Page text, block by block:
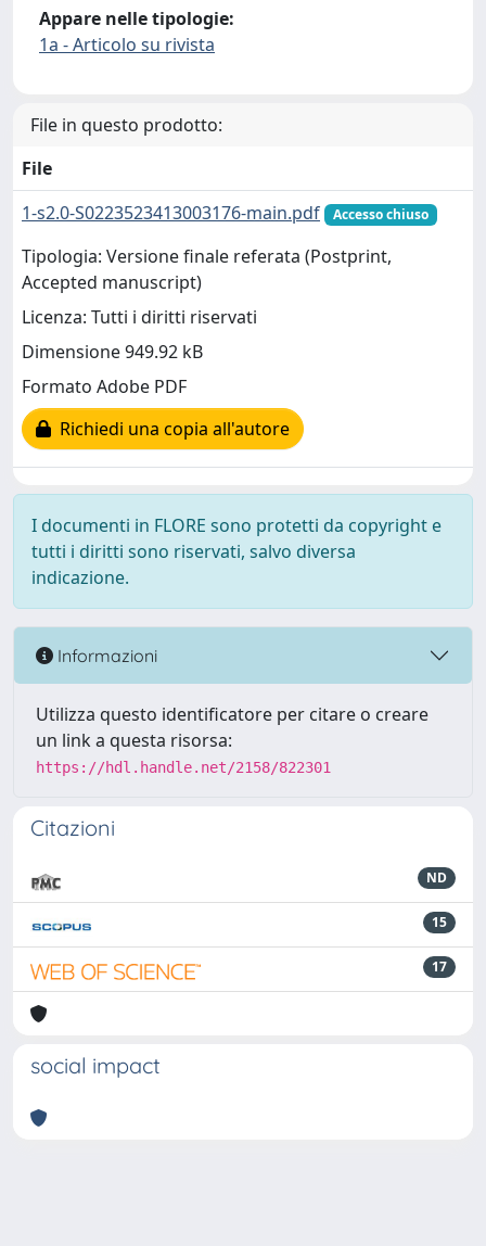
Appare nelle tipologie:
1a - Articolo su rivista
File in questo prodotto:
File
1-s2.0-S0223523413003176-main.pdf
Accesso chiuso
Tipologia: Versione finale referata (Postprint,
Accepted manuscript)
Licenza: Tutti i diritti riservati
Dimensione 949.92 kB
Formato Adobe PDF
Richiedi una copia all'autore
I documenti in FLORE sono protetti da copyright e
tutti i diritti sono riservati, salvo diversa
indicazione.
Informazioni
Utilizza questo identificatore per citare o creare
un link a questa risorsa:
https://hdl.handle.net/2158/822301
Citazioni
ND
15
17
social impact